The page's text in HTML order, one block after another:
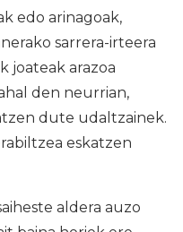
edo arinagoak,
sarrera-irteera
joateak arazoa
den neurrian,
dute udaltzainek.
eskatzen
aldera auzo